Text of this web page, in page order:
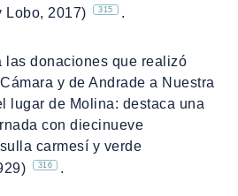
Lobo, 2017)
315 .
las donaciones que realizó
y de Andrade a Nuestra
lugar de Molina: destaca una
con diecinueve
carmesí y verde
316 .